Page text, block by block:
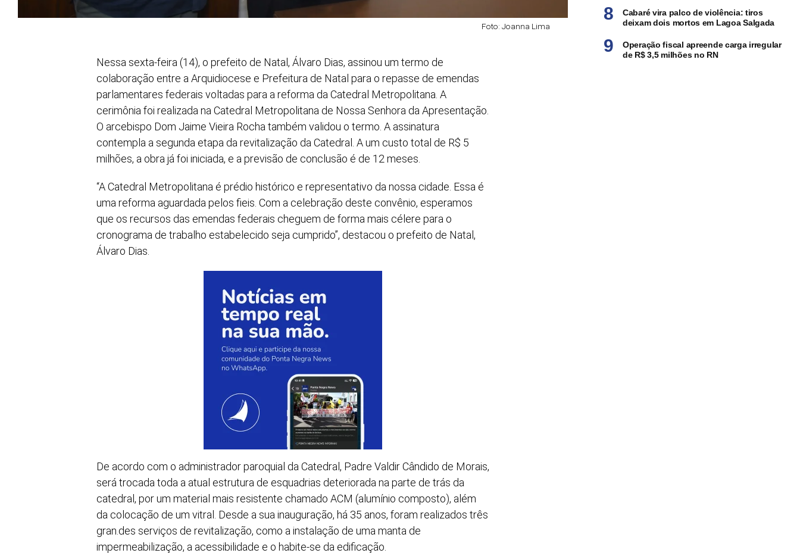
Foto: Joanna Lima
Nessa sexta-feira (14), o prefeito de Natal, Álvaro Dias, assinou um termo de
colaboração entre a Arquidiocese e Prefeitura de Natal para o repasse de emendas
parlamentares federais voltadas para a reforma da Catedral Metropolitana. A
cerimônia foi realizada na Catedral Metropolitana de Nossa Senhora da Apresentação.
O arcebispo Dom Jaime Vieira Rocha também validou o termo. A assinatura
contempla a segunda etapa da revitalização da Catedral. A um custo total de R$ 5
milhões, a obra já foi iniciada, e a previsão de conclusão é de 12 meses.
“A Catedral Metropolitana é prédio histórico e representativo da nossa cidade. Essa é
uma reforma aguardada pelos fieis. Com a celebração deste convênio, esperamos
que os recursos das emendas federais cheguem de forma mais célere para o
cronograma de trabalho estabelecido seja cumprido”, destacou o prefeito de Natal,
Álvaro Dias.
De acordo com o administrador paroquial da Catedral, Padre Valdir Cândido de Morais,
será trocada toda a atual estrutura de esquadrias deteriorada na parte de trás da
catedral, por um material mais resistente chamado ACM (alumínio composto), além
da colocação de um vitral. Desde a sua inauguração, há 35 anos, foram realizados três
gran.des serviços de revitalização, como a instalação de uma manta de
impermeabilização, a acessibilidade e o habite-se da edificação.
Cabaré vira palco de violência: tiros
deixam dois mortos em Lagoa Salgada
Operação fiscal apreende carga irregular
de R$ 3,5 milhões no RN